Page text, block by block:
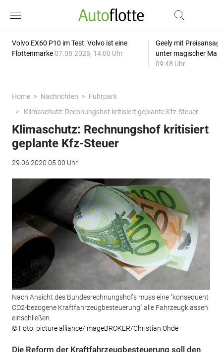
Volvo EX60 P10 im Test: Volvo ist eine
Flottenmarke 07.08.2026, 14:00 Uhr
Geely mit
unter magischer
09:48 Uhr
Home Nachrichten
Fuhrpark
Klimaschutz: Rechnungshof kritisiert geplante Kfz-Steuer
Klimaschutz: Rechnungshof kritisiert
geplante Kfz-Steuer
29.06.2020 05:00 Uhr
Nach Ansicht des Bundesrechnungshofs muss eine "konsequent
CO2-bezogene Kraftfahrzeugbesteuerung" alle Fahrzeugklassen
einschließen.
© Foto: picture alliance/imageBROKER/Christian Ohde
Die Reform der Kraftfahrzeugbesteuerung soll den